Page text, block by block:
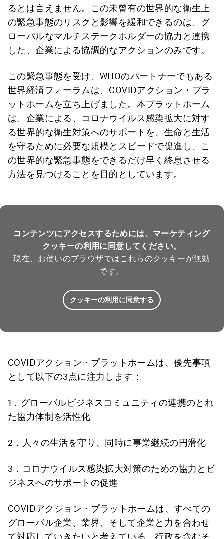
るとは言えません。この未曾有の世界的な衛生上
の緊急事態のリスクと影響を緩和できるのは、グ
ローバルなマルチステークホルダーの協力と連携
した、企業による協調的なアクションのみです。
この緊急事態を受け、WHOのパートナーでもある
世界経済フォーラムは、COVIDアクション・プラ
ットホームを立ち上げました。本プラットホーム
は、企業による、コロナウイルス感染拡大に対す
る世界的な衛生対策へのサポートを、生命と生活
を守るために必要な規模とスピードで促進し、こ
の世界的な緊急事態をできるだけ早く終息させる
方法を見つけることを目的としています。
コンテンツにアクセスするためには、マーケティング
クッキーの利用に同意してください。
現在、お使いのブラウザではこれらのクッキーが無効
です。
クッキーの利用に同意する
COVIDアクション・プラットホームは、優先事項
として以下の3点に注力します：
1．グローバルビジネスコミュニティの連携のとれ
た協力体制を活性化
2．人々の生活を守り、同時に事業継続の円滑化
3．コロナウイルス感染拡大対策のための協力とビ
ジネスへのサポートの促進
COVIDアクション・プラットホームは、すべての
グローバル企業、業界、そして企業と力を合わせ
て対応していきたいと考えている、行政を含むそ